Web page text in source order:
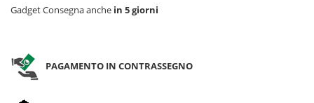
Gadget Consegna anche in 5 giorni
PAGAMENTO IN CONTRASSEGNO